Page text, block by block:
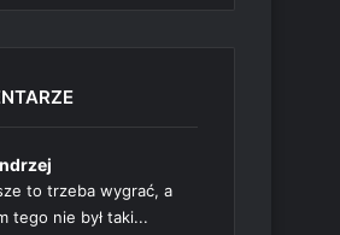
to trzeba wygrać, a
tego nie był taki...